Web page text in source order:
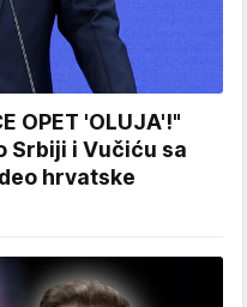
OPET 'OLUJA'!"
Srbiji i Vučiću sa
hrvatske